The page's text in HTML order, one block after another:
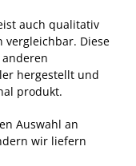
auch qualitativ
vergleichbar. Diese
hergestellt und
produkt.
Auswahl an
wir liefern